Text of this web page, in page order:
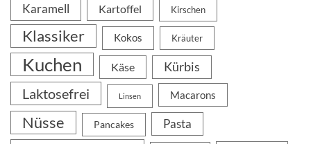
Karamell Kartoffel Kirschen
Klassiker Kokos Kräuter
Kuchen Käse Kürbis
Laktosefrei Linsen Macarons
Nüsse Pancakes Pasta